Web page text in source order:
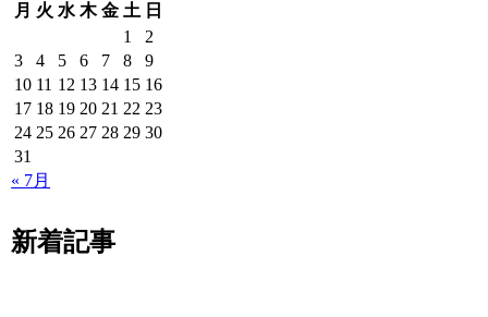
月 火 水 木 金 土 日
1
2
3
4 5 6 7 8
9
10 11 12 13 14 15 16
17 18 19 20 21 22 23
24 25 26 27 28 29 30
31
« 7月
新着記事